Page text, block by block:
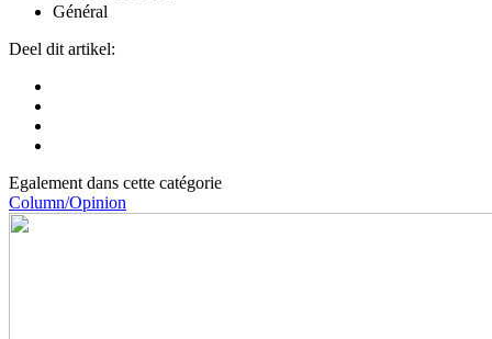
Général
Deel dit artikel:
Egalement dans cette catégorie
Column/Opinion